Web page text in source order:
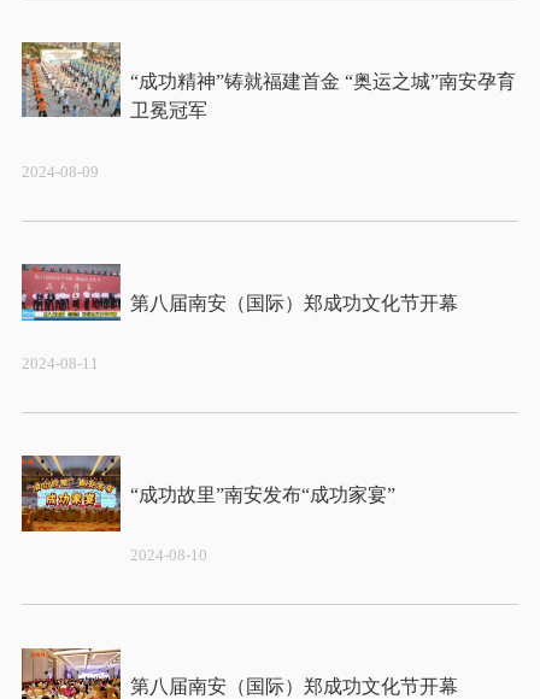
“成功精神”铸就福建首金 “奥运之城”南安孕育
2024-08-09
2024-08-11
2024-08-10